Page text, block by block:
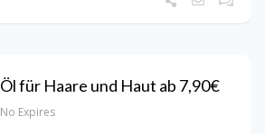
Öl für Haare und Haut ab 7,90€
No Expires